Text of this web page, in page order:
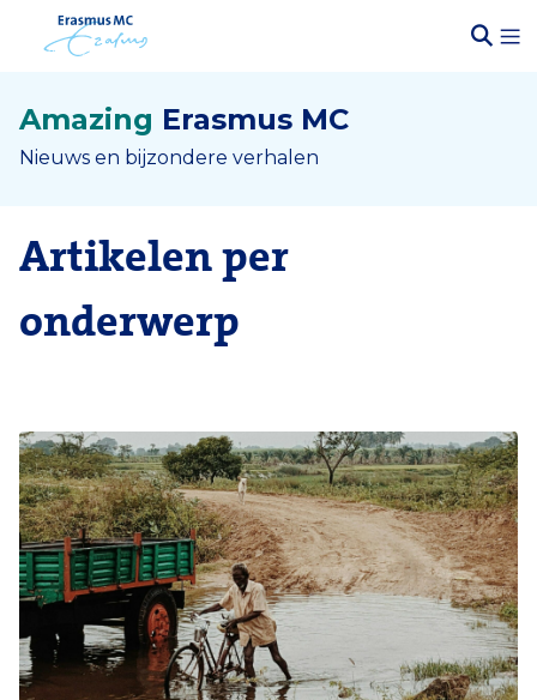
Amazing Erasmus MC
Nieuws en bijzondere verhalen
Artikelen per
onderwerp